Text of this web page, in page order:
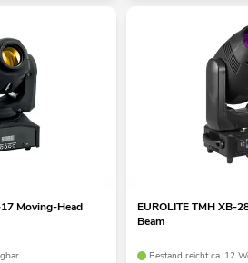
Moving-Head
EUROLITE TMH XB-
Beam
Bestand reicht ca. 12